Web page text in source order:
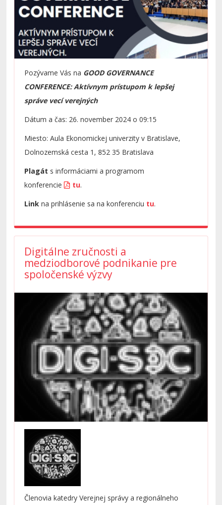
Pozývame Vás na GOOD GOVERNANCE
CONFERENCE: Aktívnym prístupom k lepšej
správe vecí verejných
Dátum a čas: 26. november 2024 o 09:15
Miesto: Aula Ekonomickej univerzity v Bratislave,
Dolnozemská cesta 1, 852 35 Bratislava
Plagát s informáciami a programom
konferencie
tu.
Link na prihlásenie sa na konferenciu tu.
Digitálne zručnosti a
medziodborové podnikanie pre
spoločenské výzvy
Členovia katedry Verejnej správy a regionálneho